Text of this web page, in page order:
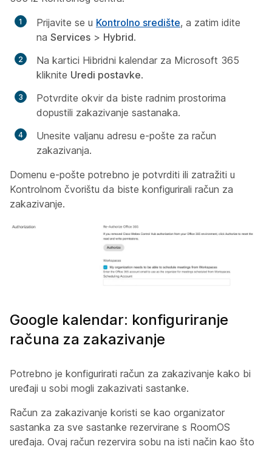
Prijavite se u Kontrolno središte, a zatim idite
na Services > Hybrid.
Na kartici Hibridni kalendar za Microsoft 365
kliknite Uredi postavke.
Potvrdite okvir da biste radnim prostorima
dopustili zakazivanje sastanaka.
Unesite valjanu adresu e-pošte za račun
zakazivanja.
Domenu e-pošte potrebno je potvrditi ili zatražiti u
Kontrolnom čvorištu da biste konfigurirali račun za
zakazivanje.
Google kalendar: konfiguriranje
računa za zakazivanje
Potrebno je konfigurirati račun za zakazivanje kako bi
uređaji u sobi mogli zakazivati sastanke.
Račun za zakazivanje koristi se kao organizator
sastanka za sve sastanke rezervirane s RoomOS
uređaja. Ovaj račun rezervira sobu na isti način kao što